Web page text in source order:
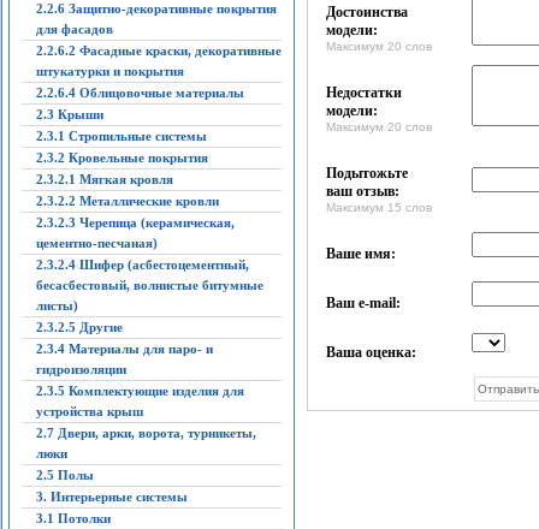
2.2.6 Защитно-декоративные покрытия
для фасадов
2.2.6.2 Фасадные краски, декоративные
штукатурки и покрытия
2.2.6.4 Облицовочные материалы
2.3 Крыши
2.3.1 Стропильные системы
2.3.2 Кровельные покрытия
2.3.2.1 Мягкая кровля
2.3.2.2 Металлические кровли
2.3.2.3 Черепица (керамическая,
цементно-песчаная)
2.3.2.4 Шифер (асбестоцементный,
бесасбестовый, волнистые битумные
листы)
2.3.2.5 Другие
2.3.4 Материалы для паро- и
гидроизоляции
2.3.5 Комплектующие изделия для
устройства крыш
2.7 Двери, арки, ворота, турникеты,
люки
2.5 Полы
3. Интерьерные системы
3.1 Потолки
Достоинства
модели:
Максимум 20 слов
Недостатки
модели:
Максимум 20 слов
Подытожьте
ваш отзыв:
Максимум 15 слов
Ваше имя:
Ваш e-mail:
Ваша оценка: